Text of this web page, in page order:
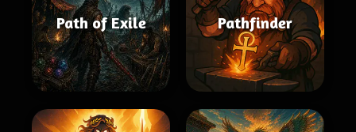
Path of Exile Pathfinder